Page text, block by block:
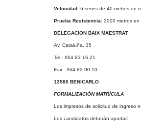
Velocidad: 6 series de 40 metros en
Prueba Resistencia: 2000 metros en
DELEGACION BAIX MAESTRAT
Av. Cataluña, 35
Tel.: 964 83 16 21
Fax.: 964 82 90 10
12580 BENICARLO
FORMALIZACIÓN MATRÍCULA
Los impresos de solicitud de ingreso
Los candidatos deberán aportar: